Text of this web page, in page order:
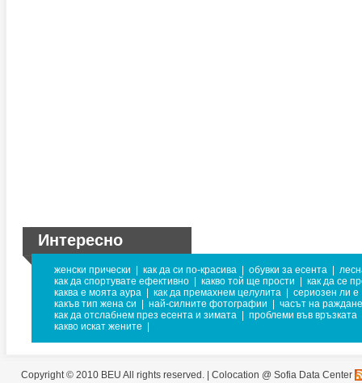
Интересно
женски прически как да си по-красива обувки за есента
как да спортувате ефективно
какво той ще прости
как да се
каква е моята аура
как да премахнем целулита
сериозен ли е
какъв тип жена си
най-силните фотографии
часът на
как да отслабнем през есента и зимата
проблеми във връзката
какво искат жените
Copyright © 2010 BEU All rights reserved. | Colocation @ Sofia Data Center